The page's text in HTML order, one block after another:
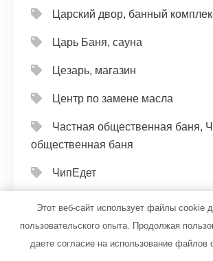
Царский двор, банный
Царь Баня, сауна
Цезарь, магазин
Центр по замене масла
Частная общественная баня,
общественная баня
ЧипЕдет
Шмель
Этот веб-сайт использует файлы cookie
пользовательского опыта. Продолжая
даете согласие на использование файлов